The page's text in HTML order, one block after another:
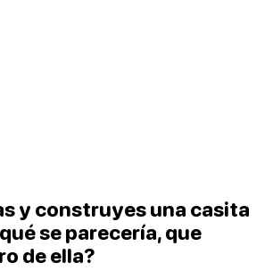
y construyes una casita
se parecería, que
de ella?